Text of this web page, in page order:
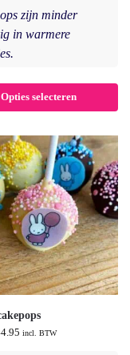
zijn minder
in warmere
Opties selecteren
incl. BTW